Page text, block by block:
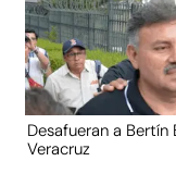
Desafueran a
Veracruz